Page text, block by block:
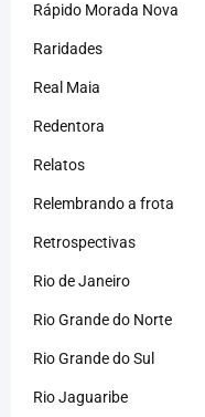
Rápido Morada Nova
Raridades
Real Maia
Redentora
Relatos
Relembrando a frota
Retrospectivas
Rio de Janeiro
Rio Grande do Norte
Rio Grande do Sul
Rio Jaguaribe